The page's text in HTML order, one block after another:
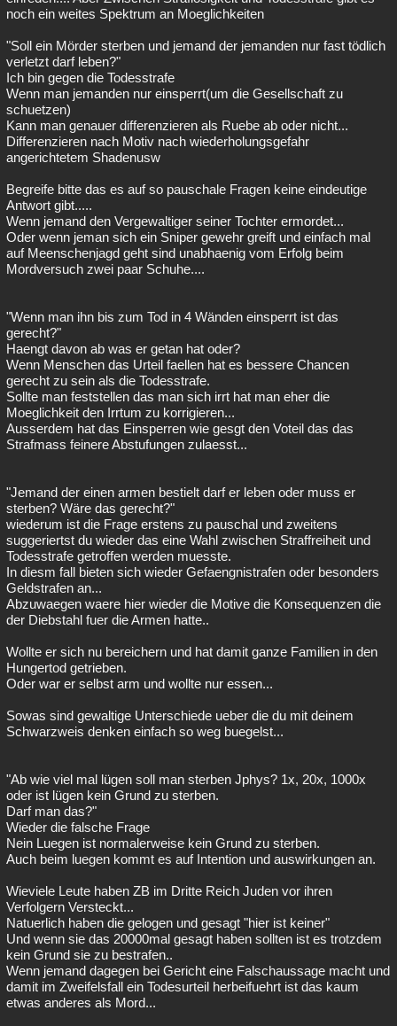
noch ein weites Spektrum an Moeglichkeiten
"Soll ein Mörder sterben und jemand der jemanden nur fast tödlich
verletzt darf leben?"
Ich bin gegen die Todesstrafe
Wenn man jemanden nur einsperrt(um die Gesellschaft zu
schuetzen)
Kann man genauer differenzieren als Ruebe ab oder nicht...
Differenzieren nach Motiv nach wiederholungsgefahr
angerichtetem Shadenusw
Begreife bitte das es auf so pauschale Fragen keine eindeutige
Antwort gibt.....
Wenn jemand den Vergewaltiger seiner Tochter ermordet...
Oder wenn jeman sich ein Sniper gewehr greift und einfach mal
auf Meenschenjagd geht sind unabhaenig vom Erfolg beim
Mordversuch zwei paar Schuhe....
"Wenn man ihn bis zum Tod in 4 Wänden einsperrt ist das
gerecht?"
Haengt davon ab was er getan hat oder?
Wenn Menschen das Urteil faellen hat es bessere Chancen
gerecht zu sein als die Todesstrafe.
Sollte man feststellen das man sich irrt hat man eher die
Moeglichkeit den Irrtum zu korrigieren...
Ausserdem hat das Einsperren wie gesgt den Voteil das das
Strafmass feinere Abstufungen zulaesst...
"Jemand der einen armen bestielt darf er leben oder muss er
sterben? Wäre das gerecht?"
wiederum ist die Frage erstens zu pauschal und zweitens
suggeriertst du wieder das eine Wahl zwischen Straffreiheit und
Todesstrafe getroffen werden muesste.
In diesm fall bieten sich wieder Gefaengnistrafen oder besonders
Geldstrafen an...
Abzuwaegen waere hier wieder die Motive die Konsequenzen die
der Diebstahl fuer die Armen hatte..
Wollte er sich nu bereichern und hat damit ganze Familien in den
Hungertod getrieben.
Oder war er selbst arm und wollte nur essen...
Sowas sind gewaltige Unterschiede ueber die du mit deinem
Schwarzweis denken einfach so weg buegelst...
"Ab wie viel mal lügen soll man sterben Jphys? 1x, 20x, 1000x
oder ist lügen kein Grund zu sterben.
Darf man das?"
Wieder die falsche Frage
Nein Luegen ist normalerweise kein Grund zu sterben.
Auch beim luegen kommt es auf Intention und auswirkungen an.
Wieviele Leute haben ZB im Dritte Reich Juden vor ihren
Verfolgern Versteckt...
Natuerlich haben die gelogen und gesagt "hier ist keiner"
Und wenn sie das 20000mal gesagt haben sollten ist es trotzdem
kein Grund sie zu bestrafen..
Wenn jemand dagegen bei Gericht eine Falschaussage macht und
damit im Zweifelsfall ein Todesurteil herbeifuehrt ist das kaum
etwas anderes als Mord...